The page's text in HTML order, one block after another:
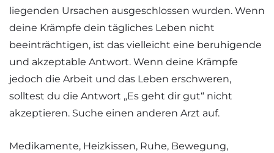
liegenden Ursachen ausgeschlossen wurden. Wenn
deine Krämpfe dein tägliches Leben nicht
beeinträchtigen, ist das vielleicht eine beruhigende
und akzeptable Antwort. Wenn deine Krämpfe
jedoch die Arbeit und das Leben erschweren,
solltest du die Antwort „Es geht dir gut“ nicht
akzeptieren. Suche einen anderen Arzt auf.
Medikamente, Heizkissen, Ruhe, Bewegung,